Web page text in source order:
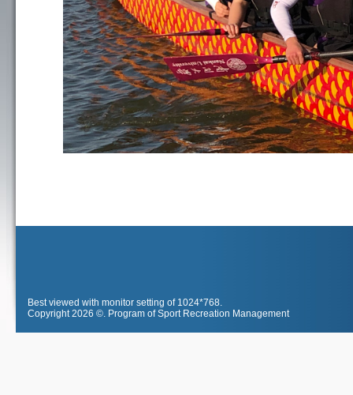
Best viewed with monitor setting of 1024*768.
Copyright 2026 ©. Program of Sport Recreation Management